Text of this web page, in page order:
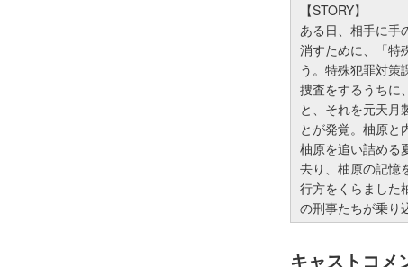
【STORY】
ある日、相手に手
消すために、「特
う。特殊犯罪対策
捜査をするうちに
と、それを元天月
とが発覚。柚原と
柚原を追い詰める
去り、柚原の記憶
行方をくらました
の刑事たちが乗り
キャストコメ